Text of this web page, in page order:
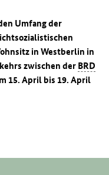
Umfang der
in Westberlin in
zwischen der BRD
15. April bis 19. April